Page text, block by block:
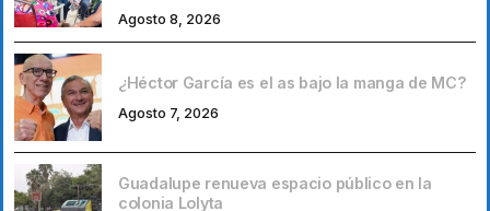
Agosto 8, 2026
¿Héctor García es el as bajo la manga de MC?
Agosto 7, 2026
Guadalupe renueva espacio público en la
colonia Lolyta